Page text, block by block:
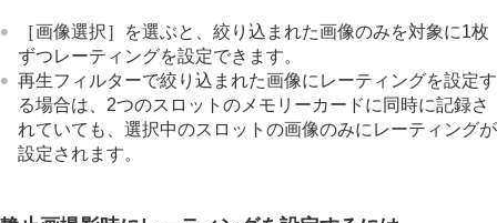
［画像選択］
を選ぶと、絞り込まれた画像のみを対象に1枚
ずつレーティングを設定できます。
再生フィルターで絞り込まれた画像にレーティングを設定す
る場合は、2つのスロットのメモリーカードに同時に記録さ
れていても、選択中のスロットの画像のみにレーティングが
設定されます。